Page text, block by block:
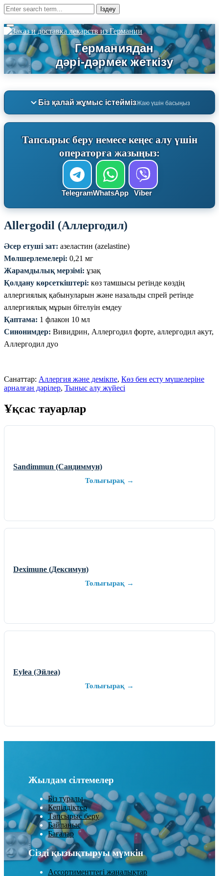
Біз қалай жұмыс істеймізЖаю үшін басыңыз
Тапсырыс беру немесе кеңес алу үшін
операторға жазыңыз:
TelegramWhatsApp Viber
Allergodil (Аллергодил)
Әсер етуші зат: азеластин (azelastine)
Мөлшерлемелері: 0,21 мг
Жарамдылық мерзімі: ұзақ
Қолдану көрсеткіштері: көз тамшысы ретінде көздің
аллергиялық қабынуларын және назальды спрей ретінде
аллергиялық мұрын бітелуін емдеу
Қаптама: 1 флакон 10 мл
Синонимдер: Вивидрин, Аллергодил форте, аллергодил акут,
Аллергодил дуо
Санаттар: Аллергия және демікпе, Көз бен есту мүшелеріне
арналған дәрілер, Тыныс алу жүйесі
Ұқсас тауарлар
Sandimmun (Сандиммун)
Толығырақ →
Deximune (Дексимун)
Толығырақ →
Eylea (Эйлеа)
Толығырақ →
Жылдам сілтемелер
Біз туралы
Кепілдіктер
Тапсырыс беру
Байланыс
Бағалар
Сізді қызықтыруы мүмкін
Ассортименттегі жаңалықтар